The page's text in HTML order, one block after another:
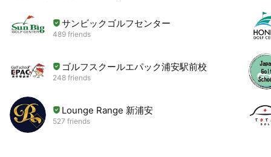
サンビックゴルフセンター
489 friends
ゴルフスクールエパック浦安駅前校
248 friends
Lounge Range 新浦安
527 friends